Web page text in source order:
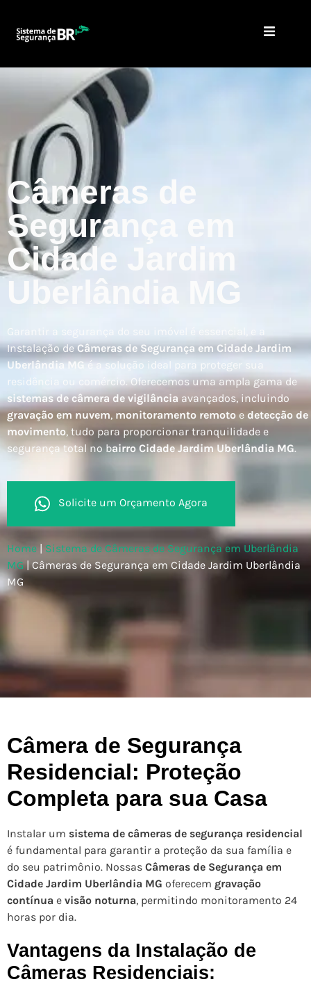
Câmeras de
Segurança em
Cidade Jardim
Uberlândia MG
Garantir a segurança do seu imóvel é essencial, e a
Instalação deCâmeras de Segurança em Cidade Jardim
Uberlândia MG é a solução ideal para proteger sua
residência ou comércio. Oferecemos uma ampla gama de
sistemas de câmera de vigilância avançados, incluindo
gravação em nuvem, monitoramento remoto e detecção de
movimento, tudo para proporcionar tranquilidade e
segurança total no bairro Cidade Jardim Uberlândia MG.
Solicite um Orçamento Agora
Home | Sistema de Câmeras de Segurança em Uberlândia
MG|Câmeras de Segurança em Cidade Jardim Uberlândia
MG
Câmera de Segurança
Residencial: Proteção
Completa para sua Casa
Instalar um sistema de câmeras de segurança residencial
é fundamental para garantir a proteção da sua família e
do seu patrimônio. Nossas Câmeras de Segurança em
Cidade Jardim Uberlândia MG oferecem gravação
contínua e visão noturna, permitindo monitoramento 24
horas por dia.
Vantagens da Instalação de
Câmeras Residenciais: